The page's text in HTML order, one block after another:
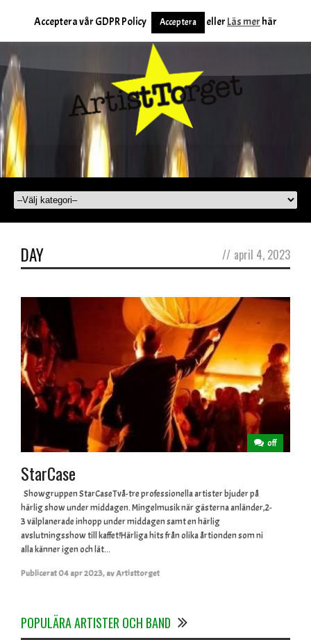
DAY // april 4, 2023
off
StarCase
Showgruppen StarCaseTvå-tre professionella artister bjuder på
härlig show under middagen. Mingelmusik när gästerna anländer,2-
3 välplanerade inhopp under middagen samt en härlig
avslutningsshow till kaffet!Härliga hits från olika årtionden som ni
alla känner igen och lät...
Publicerat04 apr 2023,avArtisttorget
POPULÄRA ARTISTER OCH BAND
Acceptera vår GDPR Policy Acceptera eller Läs mer här